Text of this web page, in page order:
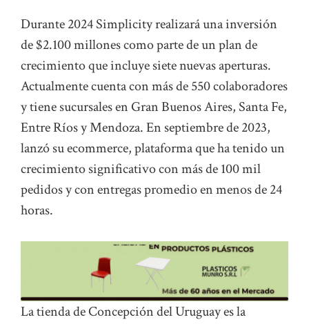
Durante 2024 Simplicity realizará una inversión
de $2.100 millones como parte de un plan de
crecimiento que incluye siete nuevas aperturas.
Actualmente cuenta con más de 550 colaboradores
y tiene sucursales en Gran Buenos Aires, Santa Fe,
Entre Ríos y Mendoza. En septiembre de 2023,
lanzó su ecommerce, plataforma que ha tenido un
crecimiento significativo con más de 100 mil
pedidos y con entregas promedio en menos de 24
horas.
La tienda de Concepción del Uruguay es la